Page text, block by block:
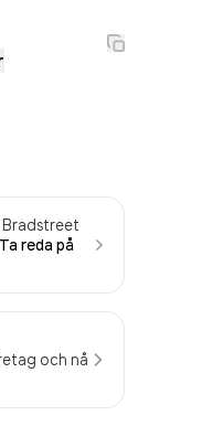
reda på
och nå